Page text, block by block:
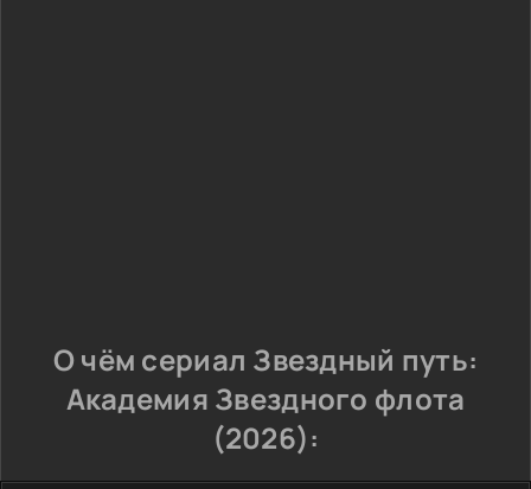
О чём сериал Звездный путь:
Академия Звездного флота
(2026):